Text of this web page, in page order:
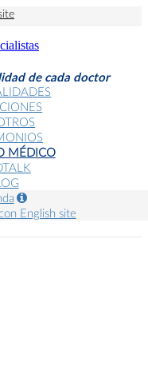
de cada doctor
MÉDICO
English site